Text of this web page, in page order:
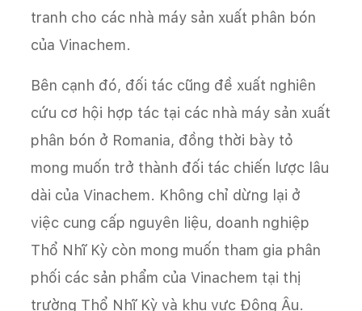
tranh cho các nhà máy sản xuất phân bón
của Vinachem.
Bên cạnh đó, đối tác cũng đề xuất nghiên
cứu cơ hội hợp tác tại các nhà máy sản xuất
phân bón ở Romania, đồng thời bày tỏ
mong muốn trở thành đối tác chiến lược lâu
dài của Vinachem. Không chỉ dừng lại ở
việc cung cấp nguyên liệu, doanh nghiệp
Thổ Nhĩ Kỳ còn mong muốn tham gia phân
phối các sản phẩm của Vinachem tại thị
trường Thổ Nhĩ Kỳ và khu vực Đông Âu.